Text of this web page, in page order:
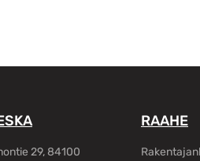
29, 84100
RAAHE